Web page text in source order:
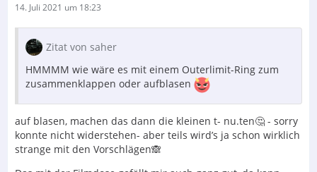
14. Juli 2021 um 18:23
Zitat von saher
HMMMM wie wäre es mit einem Outerlimit-Ring zum
zusammenklappen oder aufblasen
auf blasen, machen das dann die kleinen t- nu.ten🤔 - sorry
konnte nicht widerstehen- aber teils wird’s ja schon wirklich
strange mit den Vorschlägen🙈